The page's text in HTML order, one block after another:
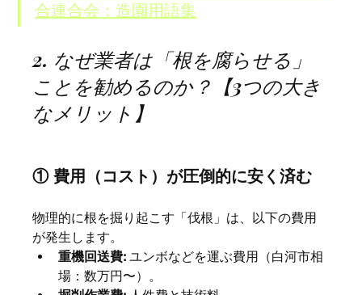
合連合会：造園用語集
2. なぜ業者は「根を腐らせる」
ことを勧めるのか？【3つの大き
なメリット】
① 費用（コスト）が圧倒的に安く済む
物理的に根を掘り起こす「伐根」は、以下の費用
が発生します。
重機回送費: ユンボなどを運ぶ費用（白河市相
場：数万円〜）。